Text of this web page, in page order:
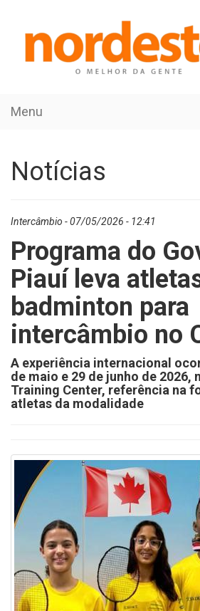
Menu
Notícias
Intercâmbio - 07/05/2026 - 12:41
Programa do
Piauí leva
badminton para
intercâmbio no
A experiência internacional
de maio e 29 de junho de 2026,
Training Center, referência na
atletas da modalidade